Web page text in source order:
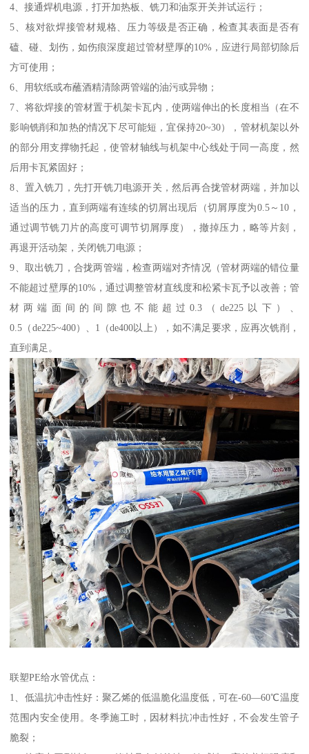
4、接通焊机电源，打开加热板、铣刀和油泵开关并试运行；
5、核对欲焊接管材规格、压力等级是否正确，检查其表面是否有
磕、碰、划伤，如伤痕深度超过管材壁厚的10%，应进行局部切除后
方可使用；
6、用软纸或布蘸酒精清除两管端的油污或异物；
7、将欲焊接的管材置于机架卡瓦内，使两端伸出的长度相当（在不
影响铣削和加热的情况下尽可能短，宜保持20~30），管材机架以外
的部分用支撑物托起，使管材轴线与机架中心线处于同一高度，然
后用卡瓦紧固好；
8、置入铣刀，先打开铣刀电源开关，然后再合拢管材两端，并加以
适当的压力，直到两端有连续的切屑出现后（切屑厚度为0.5～10，
通过调节铣刀片的高度可调节切屑厚度），撤掉压力，略等片刻，
再退开活动架，关闭铣刀电源；
9、取出铣刀，合拢两管端，检查两端对齐情况（管材两端的错位量
不能超过壁厚的10%，通过调整管材直线度和松紧卡瓦予以改善；管
材两端面间的间隙也不能超过0.3（de225以下）、
0.5（de225~400）、1（de400以上），如不满足要求，应再次铣削，
直到满足。
联塑PE给水管优点：
1、低温抗冲击性好：聚乙烯的低温脆化温度低，可在-60—60℃温度
范围内安全使用。冬季施工时，因材料抗冲击性好，不会发生管子
脆裂；